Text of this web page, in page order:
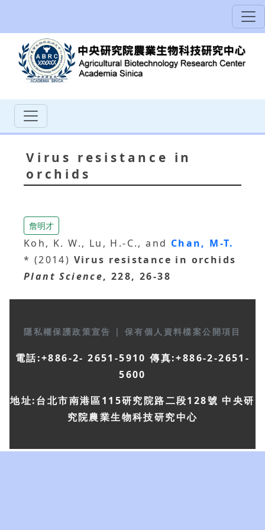
Virus resistance in
orchids
詹明才
Koh, K. W., Lu, H.-C., and Chan, M-T.
* (2014) Virus resistance in orchids
Plant Science, 228, 26-38
隱私權保護政策宣告 | 保有個人資料檔案公開項目
電話:+886-2- 2651-5910 傳真:+886-2-2651-
5600
地址:台北市南港區115研究院路二段128號 中央研
究院農業生物科技研究中心